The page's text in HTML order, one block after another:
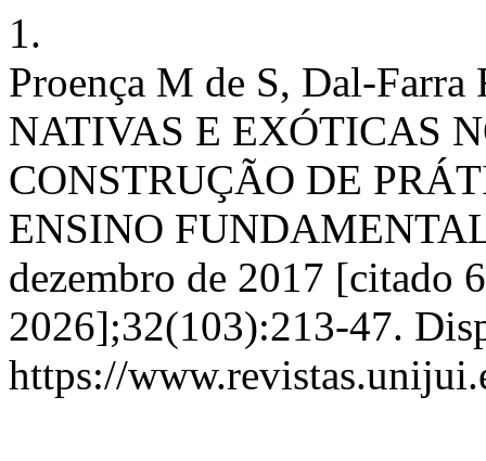
1.
Proença M de S, Dal-
NATIVAS E EXÓTICAS
CONSTRUÇÃO DE
ENSINO
dezembro de 2017 [citado
2026];32(103):213-47.
https://